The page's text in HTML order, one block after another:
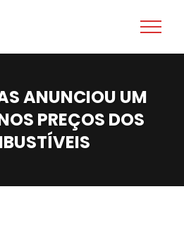
ANUNCIOU UM
PREÇOS DOS